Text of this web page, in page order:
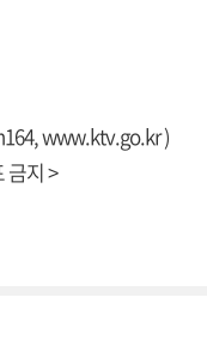
www.ktv.go.kr)
금지 >